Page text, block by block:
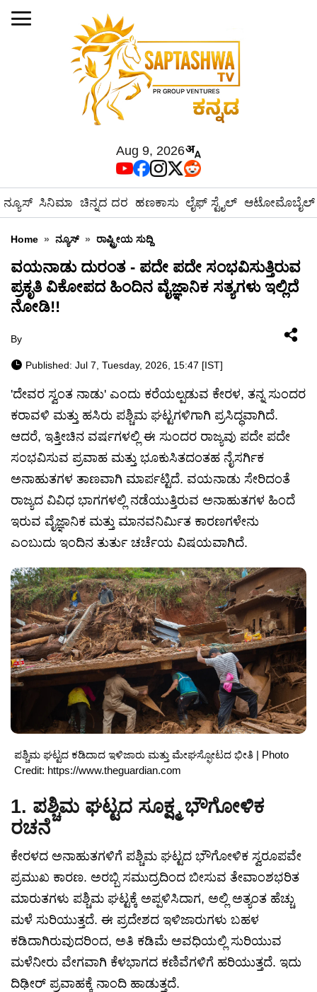
Aug 9, 2026
ನ್ಯೂಸ್ ಸಿನಿಮಾ ಚಿನ್ನದ ದರ ಹಣಕಾಸು ಲೈಫ್ ಸ್ಟೈಲ್ ಆಟೋಮೊಬೈಲ್
Home » ನ್ಯೂಸ್ » ರಾಷ್ಟ್ರೀಯ ಸುದ್ದಿ
ವಯನಾಡು ದುರಂತ - ಪದೇ ಪದೇ ಸಂಭವಿಸುತ್ತಿರುವ
ಪ್ರಕೃತಿ ವಿಕೋಪದ ಹಿಂದಿನ ವೈಜ್ಞಾನಿಕ ಸತ್ಯಗಳು ಇಲ್ಲಿದೆ
ನೋಡಿ!!
By
Published: Jul 7, Tuesday, 2026, 15:47 [IST]
'ದೇವರ ಸ್ವಂತ ನಾಡು' ಎಂದು ಕರೆಯಲ್ಪಡುವ ಕೇರಳ, ತನ್ನ ಸುಂದರ
ಕರಾವಳಿ ಮತ್ತು ಹಸಿರು ಪಶ್ಚಿಮ ಘಟ್ಟಗಳಿಗಾಗಿ ಪ್ರಸಿದ್ಧವಾಗಿದೆ.
ಆದರೆ, ಇತ್ತೀಚಿನ ವರ್ಷಗಳಲ್ಲಿ ಈ ಸುಂದರ ರಾಜ್ಯವು ಪದೇ ಪದೇ
ಸಂಭವಿಸುವ ಪ್ರವಾಹ ಮತ್ತು ಭೂಕುಸಿತದಂತಹ ನೈಸರ್ಗಿಕ
ಅನಾಹುತಗಳ ತಾಣವಾಗಿ ಮಾರ್ಪಟ್ಟಿದೆ. ವಯನಾಡು ಸೇರಿದಂತೆ
ರಾಜ್ಯದ ವಿವಿಧ ಭಾಗಗಳಲ್ಲಿ ನಡೆಯುತ್ತಿರುವ ಅನಾಹುತಗಳ ಹಿಂದೆ
ಇರುವ ವೈಜ್ಞಾನಿಕ ಮತ್ತು ಮಾನವನಿರ್ಮಿತ ಕಾರಣಗಳೇನು
ಎಂಬುದು ಇಂದಿನ ತುರ್ತು ಚರ್ಚೆಯ ವಿಷಯವಾಗಿದೆ.
ಪಶ್ಚಿಮ ಘಟ್ಟದ ಕಡಿದಾದ ಇಳಿಜಾರು ಮತ್ತು ಮೇಘಸ್ಫೋಟದ ಭೀತಿ | Photo
Credit: https://www.theguardian.com
1. ಪಶ್ಚಿಮ ಘಟ್ಟದ ಸೂಕ್ಷ್ಮ ಭೌಗೋಳಿಕ
ರಚನೆ
ಕೇರಳದ ಅನಾಹುತಗಳಿಗೆ ಪಶ್ಚಿಮ ಘಟ್ಟದ ಭೌಗೋಳಿಕ ಸ್ವರೂಪವೇ
ಪ್ರಮುಖ ಕಾರಣ. ಅರಬ್ಬಿ ಸಮುದ್ರದಿಂದ ಬೀಸುವ ತೇವಾಂಶಭರಿತ
ಮಾರುತಗಳು ಪಶ್ಚಿಮ ಘಟ್ಟಕ್ಕೆ ಅಪ್ಪಳಿಸಿದಾಗ, ಅಲ್ಲಿ ಅತ್ಯಂತ ಹೆಚ್ಚು
ಮಳೆ ಸುರಿಯುತ್ತದೆ. ಈ ಪ್ರದೇಶದ ಇಳಿಜಾರುಗಳು ಬಹಳ
ಕಡಿದಾಗಿರುವುದರಿಂದ, ಅತಿ ಕಡಿಮೆ ಅವಧಿಯಲ್ಲಿ ಸುರಿಯುವ
ಮಳೆನೀರು ವೇಗವಾಗಿ ಕೆಳಭಾಗದ ಕಣಿವೆಗಳಿಗೆ ಹರಿಯುತ್ತದೆ. ಇದು
ದಿಢೀರ್ ಪ್ರವಾಹಕ್ಕೆ ನಾಂದಿ ಹಾಡುತ್ತದೆ.